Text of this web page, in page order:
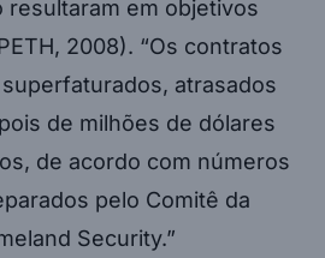
resultaram em objetivos
2008). “Os contratos
atrasados
de milhões de dólares
de acordo com números
pelo Comitê da
Security.”